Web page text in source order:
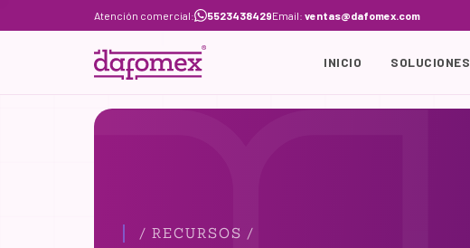
to
Atención comercial: 5523438429Email: ventas@dafomex.com
INICIO SOLUCIONES
/ RECURSOS /